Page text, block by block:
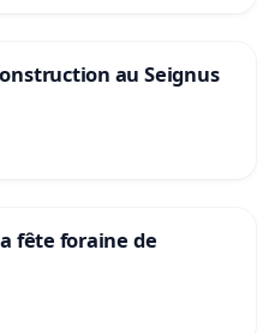
au Seignus
fête foraine de